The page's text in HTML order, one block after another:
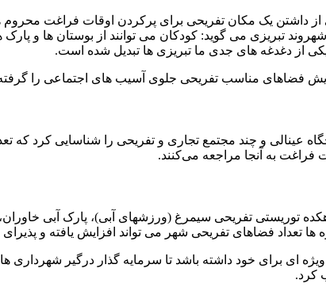
داشتن یک مکان تفریحی برای پرکردن اوقات فراغت محروم
تبریزی می گوید: کودکان می توانند از بوستان ها و پارک
از دغدغه های جدی ما تبریزی ها تبدیل شده است.
فضاهای مناسب تفریحی جلوی آسیب های اجتماعی را
عینالی و چند مجتمع تجاری و تفریحی را شناسایی کرد که
فراغت به آنجا مراجعه می‌کنند.
توریستی تفریحی سیمرغ (ورزشهای آبی)، پارک آبی
تعداد فضاهای تفریحی شهر می تواند افزایش یافته و
ای برای خود داشته باشد تا سرمایه گذار درگیر
کرد.